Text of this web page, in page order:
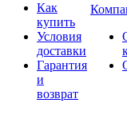
Как
купить
Условия
доставки
Гарантия
и
возврат